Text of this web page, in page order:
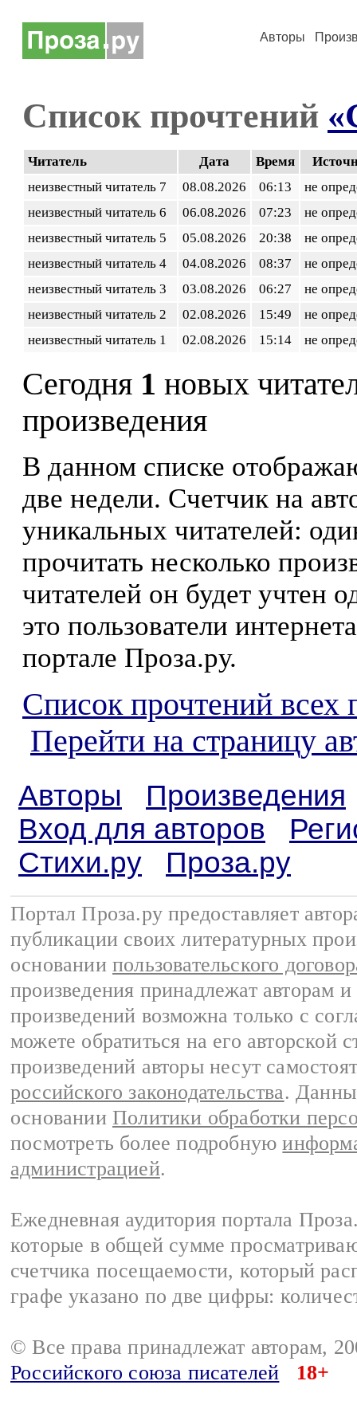
Авторы
Список прочтений
Читатель Дата Время
неизвестный читатель 7
08.08.2026 06:13
не
неизвестный читатель 6
06.08.2026 07:23
не
неизвестный читатель 5
05.08.2026 20:38
не
неизвестный читатель 4
04.08.2026 08:37
не
неизвестный читатель 3
03.08.2026 06:27
не
неизвестный читатель 2
02.08.2026 15:49
не
неизвестный читатель 1
02.08.2026 15:14 не
Сегодня 1 новых
произведения
В данном списке
две недели. Счетчик на
уникальных читателей:
прочитать несколько
читателей он будет учтен
это пользователи
портале Проза.ру.
Список прочтений всех
Перейти на страницу
Авторы
Произведения
Вход для авторов
Стихи.ру
Проза.ру
Портал Проза.ру предоставляет
публикации своих литературных
основании пользовательского
произведения принадлежат авторам
произведений возможна только с
можете обратиться на его авторской
произведений авторы несут
российского законодательства.
основании Политики обработки
посмотреть более подробную
администрацией.
Ежедневная аудитория портала
которые в общей сумме
счетчика посещаемости, который
графе указано по две цифры:
© Все права принадлежат авторам,
Российского союза писателей
18+